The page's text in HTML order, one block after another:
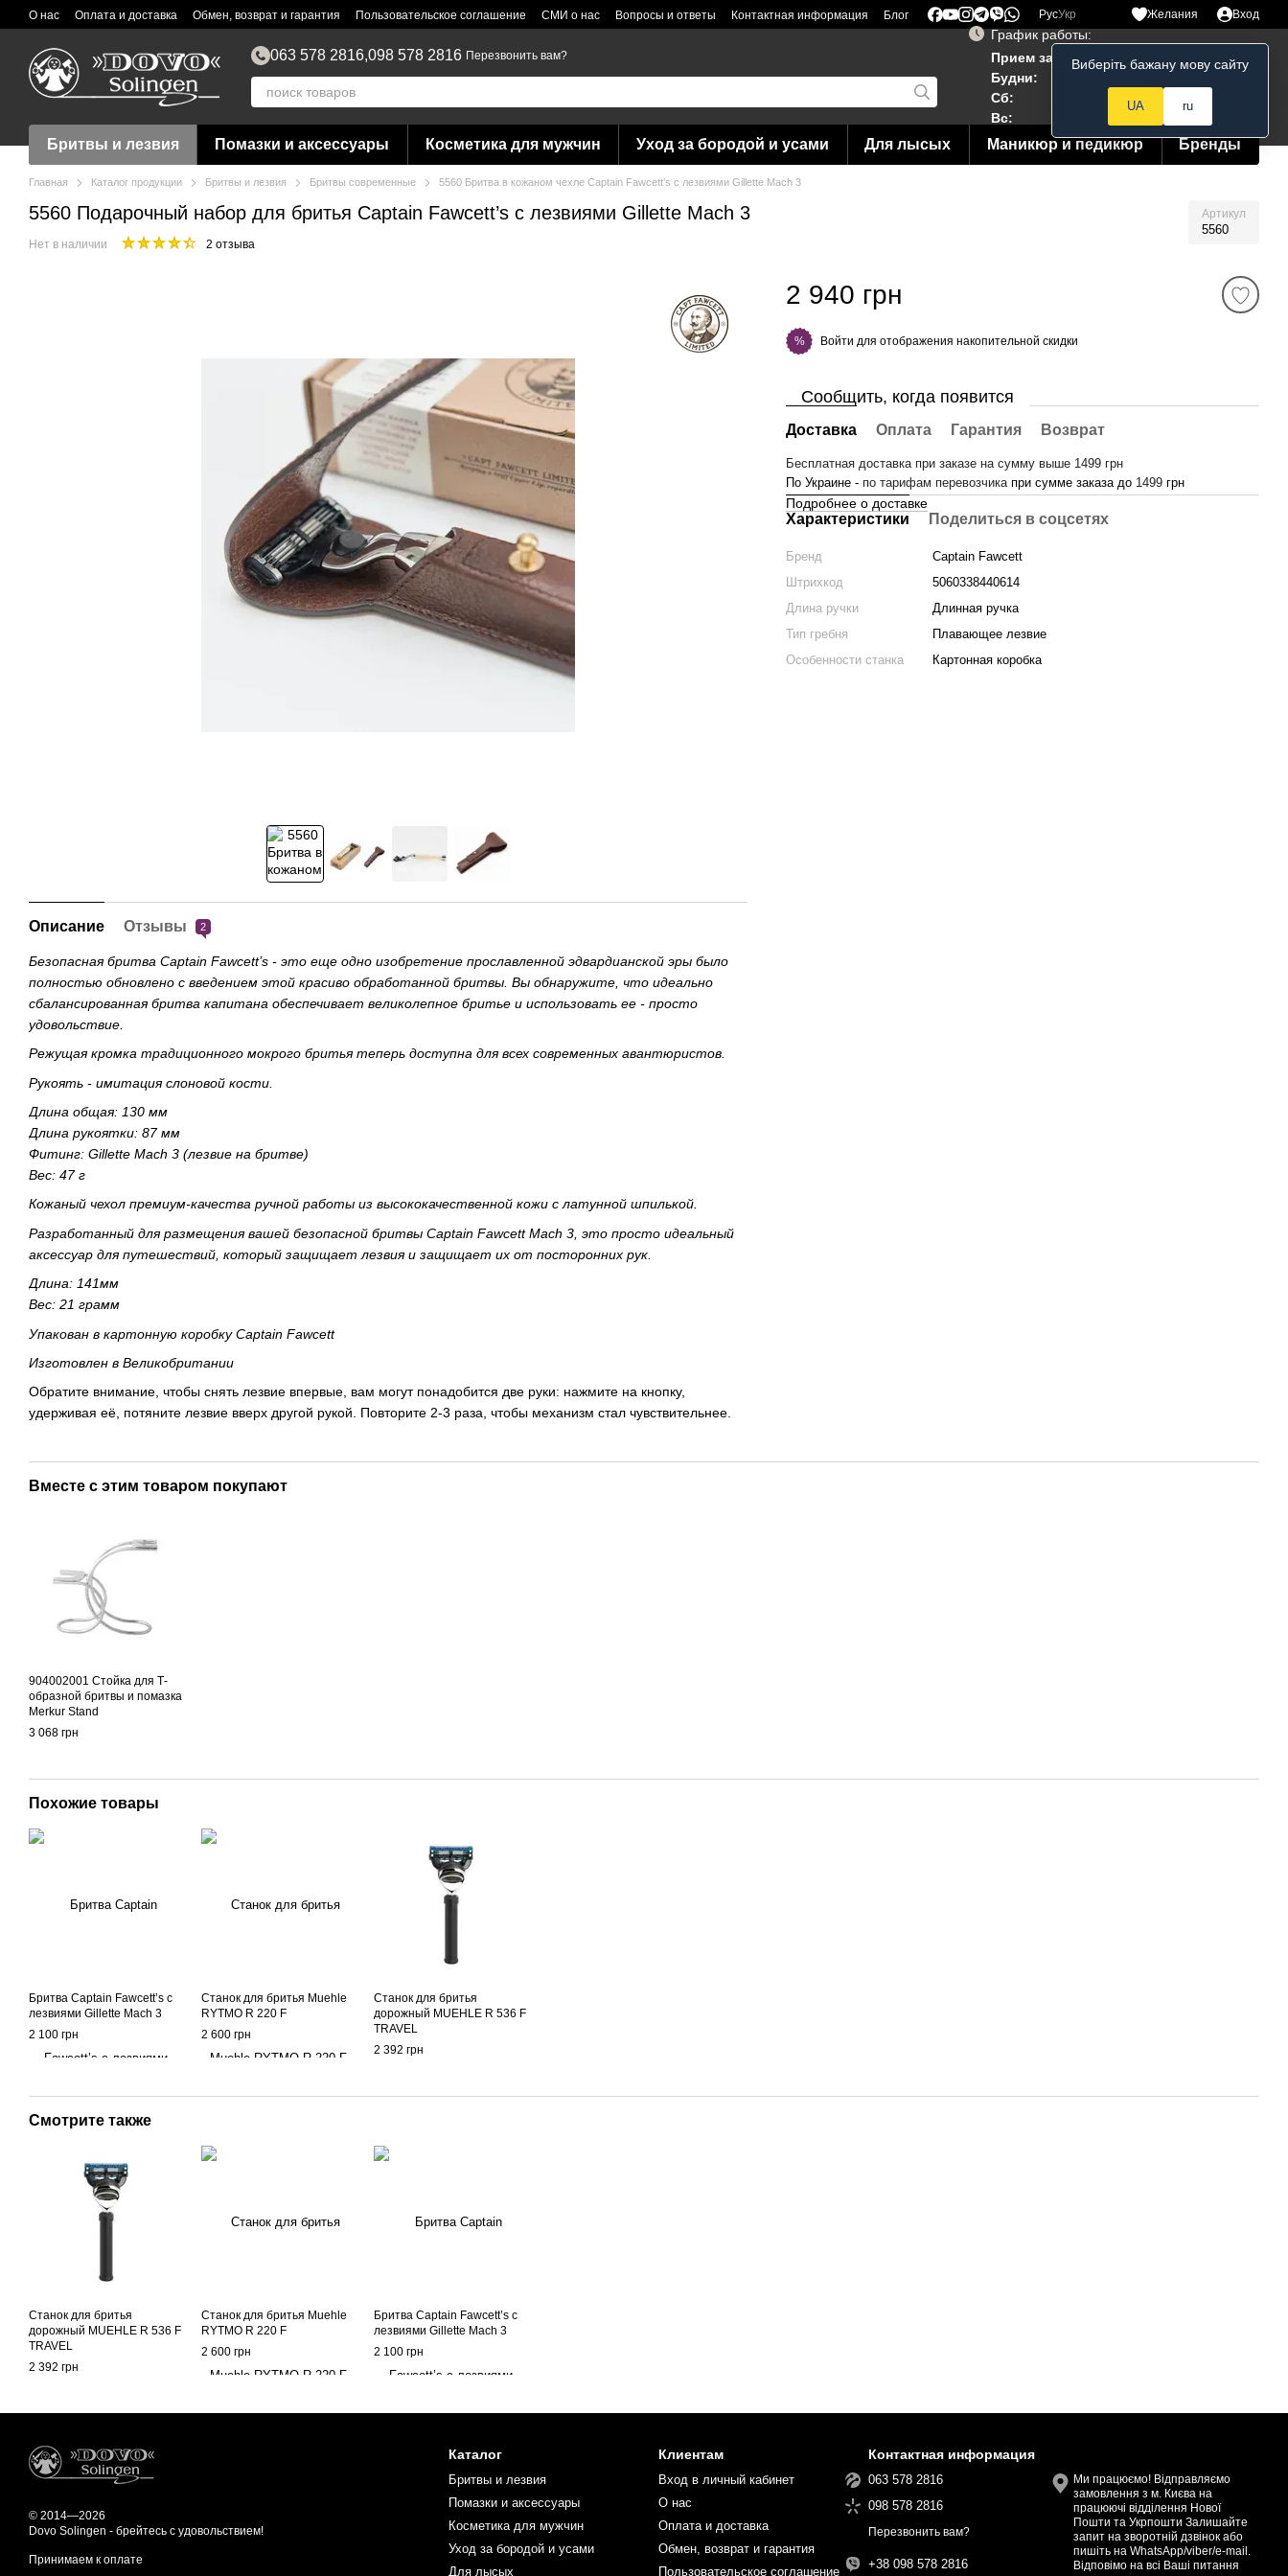
Перейти к основному контенту
О нас Оплата и доставка Обмен, возврат и гарантия Пользовательское соглашение СМИ о нас Вопросы и ответы Контактная информация Блог РусУкр Желания Вход
063 578 2816,098 578 2816 Перезвонить вам?
График работы:
Прием заказов 24/7
Будни:
10:00–19:00
Сб:
12:00–18:00
Вс:
Мой заказ
Бритвы и лезвия Помазки и аксессуары Косметика для мужчин Уход за бородой и усами Для лысых Маникюр и педикюр Бренды
Главная Каталог продукции Бритвы и лезвия Бритвы современные 5560 Бритва в кожаном чехле Captain Fawcett’s с лезвиями Gillette Mach 3
5560 Подарочный набор для бритья Captain Fawcett’s с лезвиями Gillette Mach 3 Артикул
5560
Нет в наличии 2 отзыва
Описание Отзывы 2
Безопасная бритва Captain Fawcett’s - это еще одно изобретение прославленной эдвардианской эры было
полностью обновлено с введением этой красиво обработанной бритвы. Вы обнаружите, что идеально
сбалансированная бритва капитана обеспечивает великолепное бритье и использовать ее - просто
удовольствие.
Режущая кромка традиционного мокрого бритья теперь доступна для всех современных авантюристов.
Рукоять - имитация слоновой кости.
Длина общая: 130 мм
Длина рукоятки: 87 мм
Фитинг: Gillette Mach 3 (лезвие на бритве)
Вес: 47 г
Кожаный чехол премиум-качества ручной работы из высококачественной кожи с латунной шпилькой.
Разработанный для размещения вашей безопасной бритвы Captain Fawcett Mach 3, это просто идеальный
аксессуар для путешествий, который защищает лезвия и защищает их от посторонних рук.
Длина: 141мм
Вес: 21 грамм
Упакован в картонную коробку Captain Fawcett
Изготовлен в Великобритании
Обратите внимание, чтобы снять лезвие впервые, вам могут понадобится две руки: нажмите на кнопку,
удерживая её, потяните лезвие вверх другой рукой. Повторите 2-3 раза, чтобы механизм стал чувствительнее.
2 940 грн
% Войти для отображения накопительной скидки
Сообщить, когда появится
Доставка Оплата Гарантия Возврат
Бесплатная доставка при заказе на сумму выше 1499 грн
По Украине - по тарифам перевозчикапри сумме заказа до 1499 грн
Подробнее о доставке
Характеристики Поделиться в соцсетях
Бренд
Captain Fawcett
Штрихкод
5060338440614
Длина ручки
Длинная ручка
Тип гребня
Плавающее лезвие
Особенности станка
Картонная коробка
Вместе с этим товаром покупают
904002001 Стойка для Т-
образной бритвы и помазка
Merkur Stand
3 068 грн
Похожие товары
Бритва Captain Fawcett’s с
лезвиями Gillette Mach 3
2 100 грн
Станок для бритья Muehle
RYTMO R 220 F
2 600 грн
Станок для бритья
дорожный MUEHLE R 536 F
TRAVEL
2 392 грн
Смотрите также
Станок для бритья
дорожный MUEHLE R 536 F
TRAVEL
2 392 грн
Станок для бритья Muehle
RYTMO R 220 F
2 600 грн
Бритва Captain Fawcett’s с
лезвиями Gillette Mach 3
2 100 грн
© 2014—2026
Dovo Solingen - брейтесь с удовольствием!
Принимаем к оплате
Каталог
Бритвы и лезвия
Помазки и аксессуары
Косметика для мужчин
Уход за бородой и усами
Для лысых
Клиентам
Вход в личный кабинет
О нас
Оплата и доставка
Обмен, возврат и гарантия
Пользовательское соглашение
Контактная информация
063 578 2816
098 578 2816
Перезвонить вам?
+38 098 578 2816
Ми працюємо! Відправляємо
замовлення з м. Києва на
працюючі відділення Нової
Пошти та Укрпошти Залишайте
запит на зворотній дзвінок або
пишіть на WhatsApp/viber/e-mail.
Відповімо на всі Ваші питання
Виберіть бажану мову сайту
UA ru